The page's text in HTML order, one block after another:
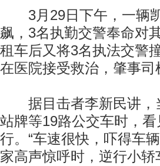
3月29日下午，一辆凯
飙，3名执勤交警奉命对
租车后又将3名执法交警
在医院接受救治，肇事司
据目击者李新民讲，
站牌等19路公交车时，
行。“车速很快，吓得车
家高声惊呼时，逆行小